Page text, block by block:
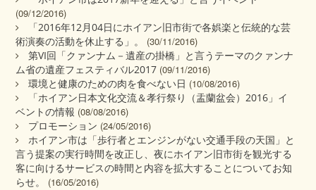
(09/12/2016)
「2016年12月04日にホイアン旧市街で各娯楽と伝統的な芸
術演奏の活動を休止する」。
(30/11/2016)
第VI回「クァンナム－遺産の掛橋」と言うテーマのクァンナ
ム省の遺産フェスティバル2017 (09/11/2016)
環境と健康のための肉を食べない日 (10/08/2016)
「ホイアン日本文化交流＆孝行祭り（盂蘭盆会）2016」イ
ベントの情報 (08/08/2016)
プロモーション (24/05/2016)
ホイアン市は「歩行者とエンジンがない交通手段の天国」と
言う提案の実行時間を改正し、夜にホイアン旧市街を観光する
客に向けるサービスの時間と内容を拡大することについてお知
らせ。
(16/05/2016)